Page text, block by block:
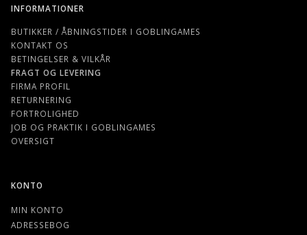
INFORMATIONER
BUTIKKER / ÅBNINGSTIDER I GOBLINGAMES
KONTAKT OS
BETINGELSER & VILKÅR
FRAGT OG LEVERING
FIRMA PROFIL
RETURNERING
FORTROLIGHED
JOB OG PRAKTIK I GOBLINGAMES
OVERSIGT
KONTO
MIN KONTO
ADRESSEBOG